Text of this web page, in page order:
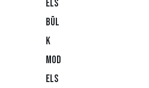
Bül
k
Mod
els